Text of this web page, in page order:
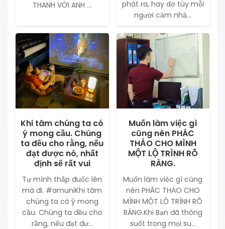
THANH VỚI ANH ...
phát ra, hay dở tùy mỗi
người cảm nhậ...
Khi tâm chúng ta có
ý mong cầu. Chúng
ta đều cho rằng, nếu
đạt được nó, nhất
định sẽ rất vui
Tự mình thắp đuốc lên
mà đi. #amuniKhi tâm
chúng ta có ý mong
cầu. Chúng ta đều cho
rằng, nếu đạt đư...
Muốn làm việc gì
cũng nên PHÁC
THẢO CHO MÌNH
MỘT LỘ TRÌNH RÕ
RÀNG.
Muốn làm việc gì cũng
nên PHÁC THẢO CHO
MÌNH MỘT LỘ TRÌNH RÕ
RÀNG.Khi Bạn đã thông
suốt trong mọi su...